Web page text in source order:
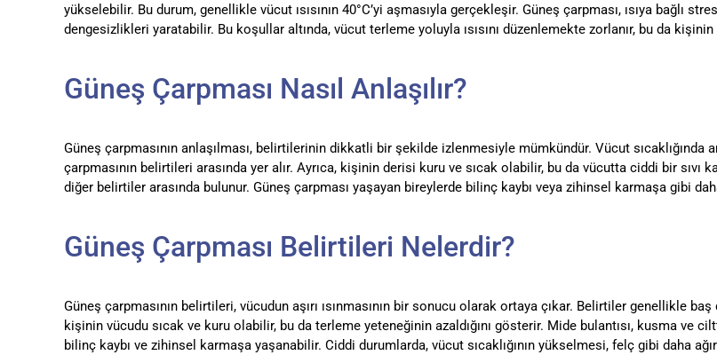
yükselebilir. Bu durum, genellikle vücut ısısının 40°C’yi aşmasıyla gerçekleşir. Güneş çarpması, ısıya bağlı
dengesizlikleri yaratabilir. Bu koşullar altında, vücut terleme yoluyla ısısını düzenlemekte zorlanır, bu da kişinin
Güneş Çarpması Nasıl Anlaşılır?
Güneş çarpmasının anlaşılması, belirtilerinin dikkatli bir şekilde izlenmesiyle mümkündür. Vücut
çarpmasının belirtileri arasında yer alır. Ayrıca, kişinin derisi kuru ve sıcak olabilir, bu da vücutta ciddi bir sıvı
diğer belirtiler arasında bulunur. Güneş çarpması yaşayan bireylerde bilinç kaybı veya zihinsel karmaşa gibi
Güneş Çarpması Belirtileri Nelerdir?
Güneş çarpmasının belirtileri, vücudun aşırı ısınmasının bir sonucu olarak ortaya çıkar. Belirtiler genellikle
kişinin vücudu sıcak ve kuru olabilir, bu da terleme yeteneğinin azaldığını gösterir. Mide bulantısı, kusma ve
bilinç kaybı ve zihinsel karmaşa yaşanabilir. Ciddi durumlarda, vücut sıcaklığının yükselmesi, felç gibi daha